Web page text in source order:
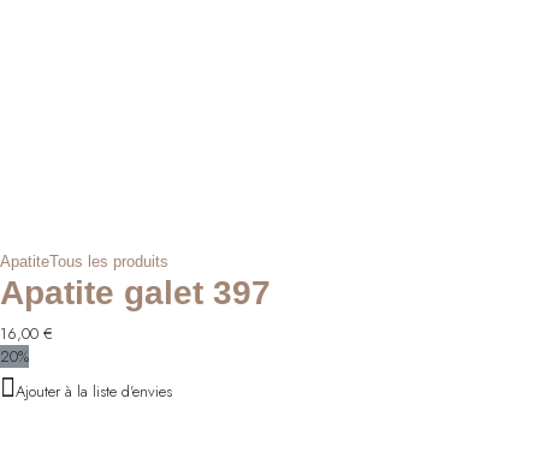
ApatiteTous les produits
Apatite galet 397
16,00 €
20%
Ajouter à la liste d'envies